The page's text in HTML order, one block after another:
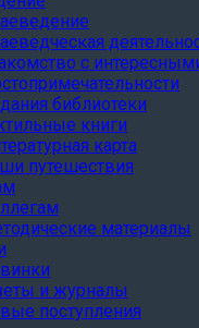
с
библиотеки
книги
карта
путешествия
материалы
и журналы
поступления